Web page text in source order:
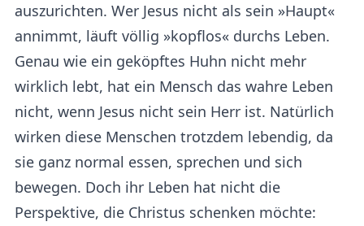
auszurichten. Wer Jesus nicht als sein »Haupt«
annimmt, läuft völlig »kopflos« durchs Leben.
Genau wie ein geköpftes Huhn nicht mehr
wirklich lebt, hat ein Mensch das wahre Leben
nicht, wenn Jesus nicht sein Herr ist. Natürlich
wirken diese Menschen trotzdem lebendig, da
sie ganz normal essen, sprechen und sich
bewegen. Doch ihr Leben hat nicht die
Perspektive, die Christus schenken möchte: